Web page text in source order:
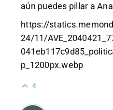
aún puedes pillar a
https://
24/11/
p_1200px.webp
4